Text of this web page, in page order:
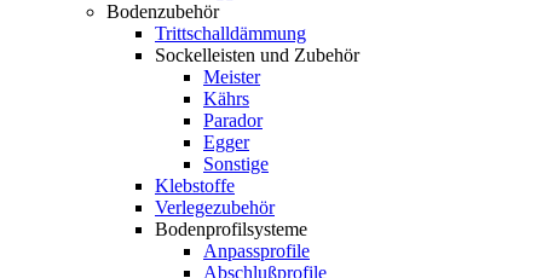
Bodenzubehör
Trittschalldämmung
Sockelleisten und Zubehör
Meister
Kährs
Parador
Egger
Sonstige
Klebstoffe
Verlegezubehör
Bodenprofilsysteme
Anpassprofile
Abschlußprofile